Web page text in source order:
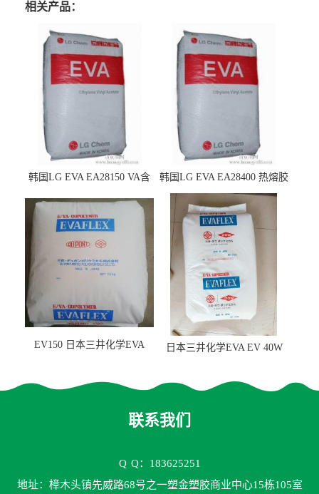
相关产品：
韩国LG EVA EA28150 VA含
韩国LG EVA EA28400 热熔胶
级 VA含量28 熔指400
EV150 日本三井化学EVA
日本三井化学EVA EV 40W
联系我们
Q Q：183625251
地址：樟木头镇先威路68号之一塑金塑胶商业中心15栋105室